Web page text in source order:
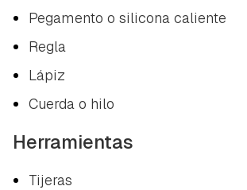
Pegamento o silicona caliente
Regla
Lápiz
Cuerda o hilo
Herramientas
Tijeras